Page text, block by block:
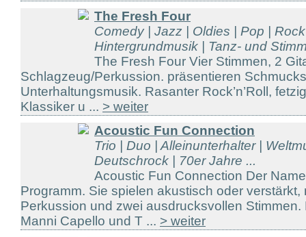
The Fresh Four
Comedy | Jazz | Oldies | Pop |
Hintergrundmusik | Tanz- und
The Fresh Four Vier Stimmen, 2
Schlagzeug/Perkussion. präsentieren
Unterhaltungsmusik. Rasanter Rock’n’Roll,
Klassiker u ... > weiter
Acoustic Fun Connection
Trio | Duo | Alleinunterhalter |
Deutschrock | 70er Jahre ...
Acoustic Fun Connection Der
Programm. Sie spielen akustisch oder verstärkt,
Perkussion und zwei ausdrucksvollen
Manni Capello und T ... > weiter